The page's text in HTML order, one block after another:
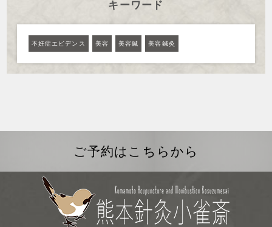
キーワード
不妊症エビデンス 美容 美容鍼 美容鍼灸
ご予約はこちらから